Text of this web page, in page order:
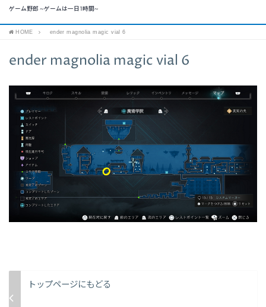
ゲーム野郎 ~ゲームは一日1時間~
HOME ender magnolia magic vial 6
ender magnolia magic vial 6
トップページにもどる